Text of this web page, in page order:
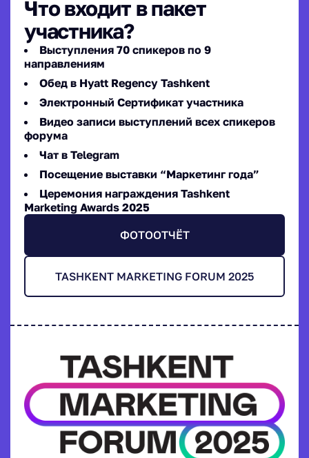
Что входит в пакет
участника?
Выступления 70 спикеров по 9
направлениям
Обед в Hyatt Regency Tashkent
Электронный Сертификат участника
Видео записи выступлений всех спикеров
форума
Чат в Telegram
Посещение выставки “Маркетинг года”
Церемония награждения Tashkent
Marketing Awards 2025
ФОТООТЧЁТ
TASHKENT MARKETING FORUM 2025